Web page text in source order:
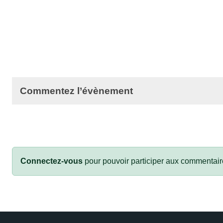
Commentez l’évènement
Connectez-vous pour pouvoir participer aux